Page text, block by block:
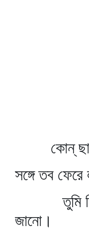
কোন্‌
সঙ্গে তব
তুমি কি
জানো।